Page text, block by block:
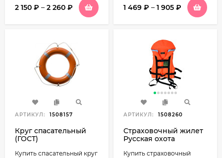
2 150 ₽ – 2 260 ₽ 1 469 ₽ – 1 905 ₽
АРТИКУЛ: 1508157
Круг спасательный
(ГОСТ)
Купить спасательный круг
АРТИКУЛ: 1508260
Страховочный жилет
Русская охота
Купить страховочный